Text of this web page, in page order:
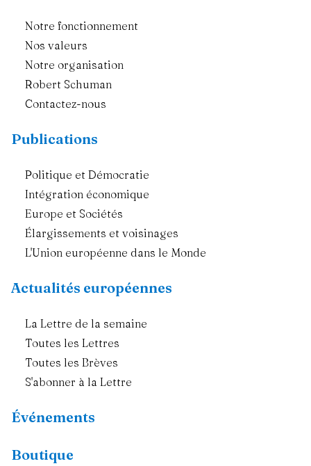
Notre fonctionnement
Nos valeurs
Notre organisation
Robert Schuman
Contactez-nous
Publications
Politique et Démocratie
Intégration économique
Europe et Sociétés
Élargissements et voisinages
L'Union européenne dans le Monde
Actualités européennes
La Lettre de la semaine
Toutes les Lettres
Toutes les Brèves
S'abonner à la Lettre
Événements
Boutique